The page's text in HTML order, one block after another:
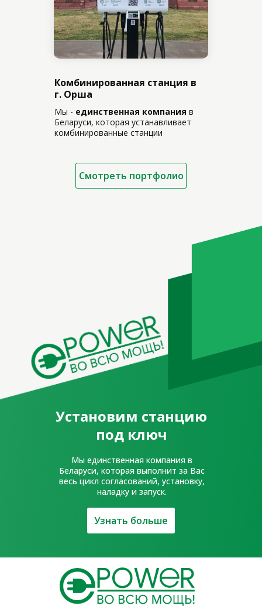
Комбинированная станция в
г. Орша
Мы - единственная компания в
Беларуси, которая устанавливает
комбинированные станции
Смотреть портфолио
Установим станцию
под ключ
Мы единственная компания в
Беларуси, которая выполнит за Вас
весь цикл согласований, установку,
наладку и запуск.
Узнать больше
УНП 391743926
р/с BY65AKBB30120000111880000000
код AKBBBY2X, ОАО «АСБ «Беларусбанк»
Директор – Казакевич Дмитрий
регистрации 391743926, выдан 26.11.2020